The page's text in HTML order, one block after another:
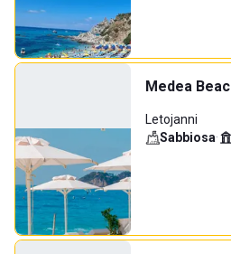
Medea
Letojanni
Sabbiosa·